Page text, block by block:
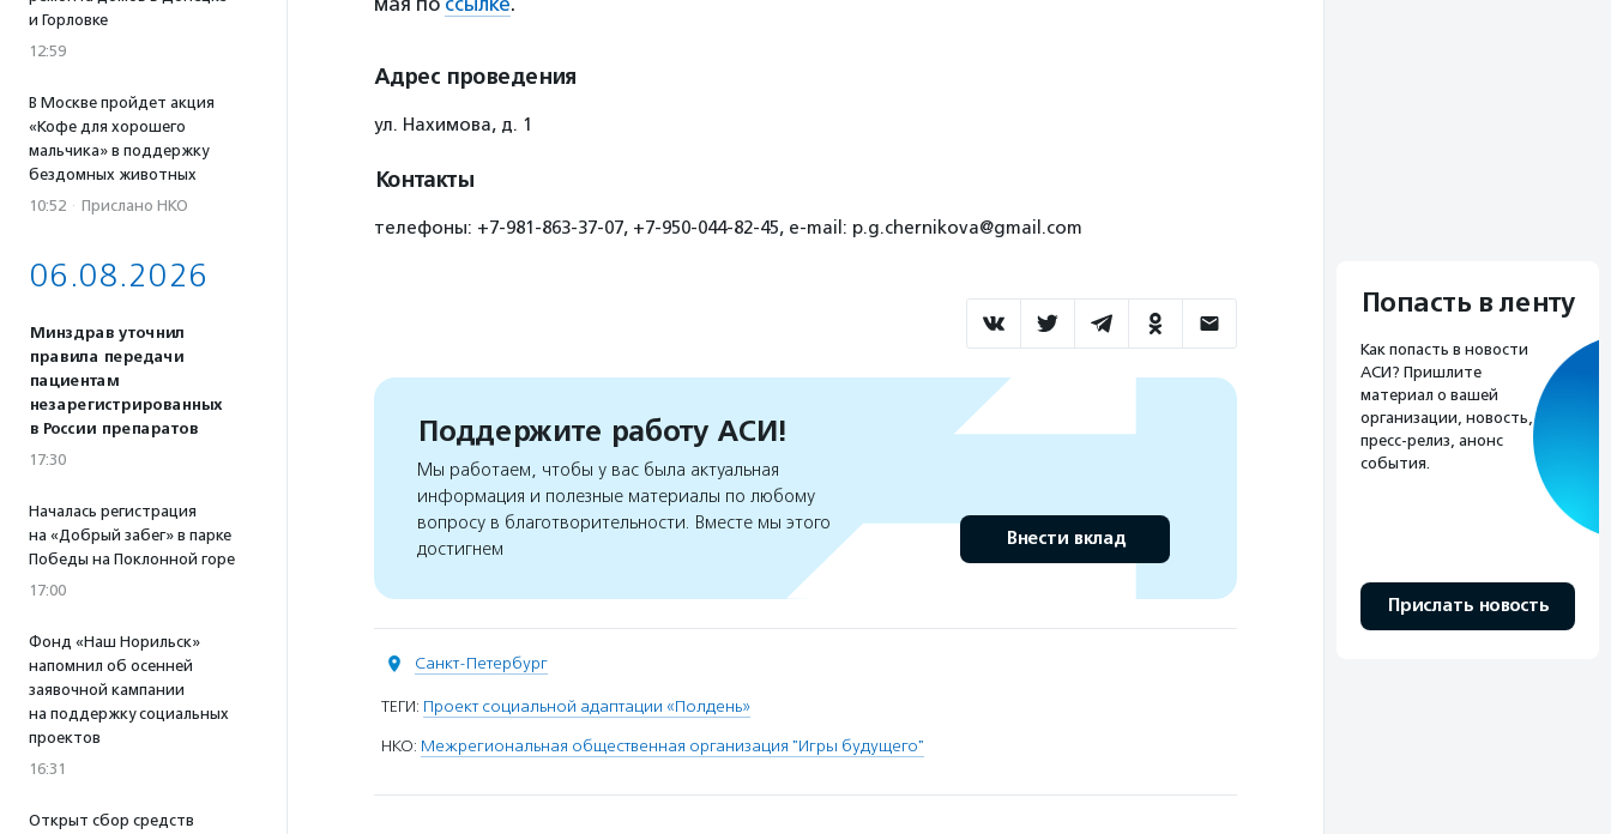
и Горловке
12:59
В Москве пройдет акция
«Кофе для хорошего
мальчика» в поддержку
бездомных животных
10:52 · Прислано НКО
06.08.2026
Минздрав уточнил
правила передачи
пациентам
незарегистрированных
в России препаратов
17:30
Началась регистрация
на «Добрый забег» в парке
Победы на Поклонной горе
17:00
Фонд «Наш Норильск»
напомнил об осенней
заявочной кампании
на поддержку социальных
проектов
16:31
Открыт сбор средств
Адрес проведения
ул. Нахимова, д. 1
Контакты
телефоны: +7-981-863-37-07, +7-950-044-82-45, e-mail: p.g.chernikova@gmail.com
Поддержите работу АСИ!
Мы работаем, чтобы у вас была актуальная
информация и полезные материалы по любому
вопросу в благотворительности. Вместе мы этого
достигнем
Внести вклад
Санкт-Петербург
ТЕГИ: Проект социальной адаптации «Полдень»
НКО: Межрегиональная общественная организация "Игры будущего"
Попасть в ленту
Как попасть в новости
АСИ? Пришлите
материал о вашей
организации, новость,
пресс-релиз, анонс
события.
Прислать новость